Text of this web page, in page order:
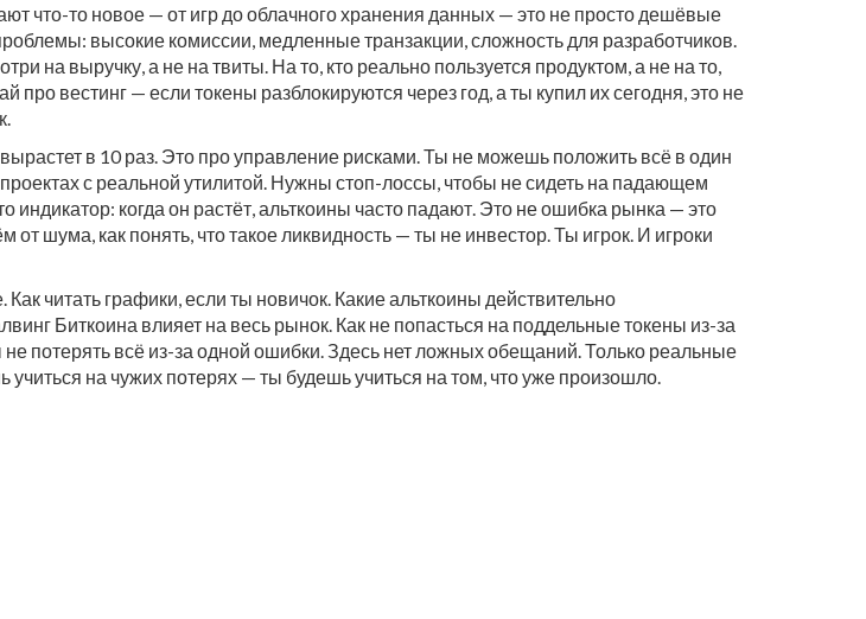
что-то новое — от игр до облачного хранения данных — это не просто дешёвые
высокие комиссии, медленные транзакции, сложность для разработчиков.
на выручку, а не на твиты. На то, кто реально пользуется продуктом, а не на то,
вестинг — если токены разблокируются через год, а ты купил их сегодня, это не
в 10 раз. Это про управление рисками. Ты не можешь положить всё в один
с реальной утилитой. Нужны стоп-лоссы, чтобы не сидеть на падающем
когда он растёт, альткоины часто падают. Это не ошибка рынка — это
от шума, как понять, что такое ликвидность — ты не инвестор. Ты игрок. И игроки
читать графики, если ты новичок. Какие альткоины действительно
Биткоина влияет на весь рынок. Как не попасться на поддельные токены из-за
потерять всё из-за одной ошибки. Здесь нет ложных обещаний. Только реальные
на чужих потерях — ты будешь учиться на том, что уже произошло.